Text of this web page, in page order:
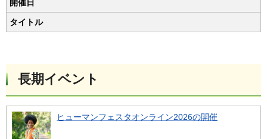
開催日
タイトル
長期イベント
ヒューマンフェスタオンライン2026の開催